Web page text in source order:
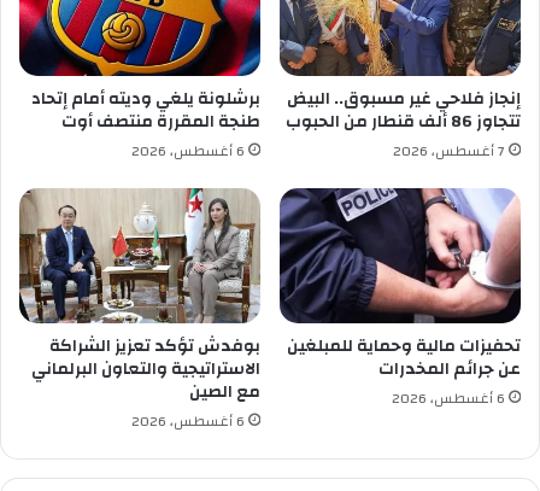
ن
ي
ل
م
س
ر
ح
ل
ه
و
ا
ة
ت
ن
ط
ب
ز
ي
ش
ت
ك
و
ن
م
ن
أ
ز
م
ة
ا
ل
ا
إنجاز فلاحي غير مسبوق.. البيض
تتجاوز 86 ألف قنطار من الحبوب
7 أغسطس، 2026
برشلونة يلغي وديته أمام إتحاد
طنجة المقررة منتصف أوت
6 أغسطس، 2026
تحفيزات مالية وحماية للمبلغين
عن جرائم المخدرات
6 أغسطس، 2026
بوفدش تؤكد تعزيز الشراكة
الاستراتيجية والتعاون البرلماني
مع الصين
6 أغسطس، 2026